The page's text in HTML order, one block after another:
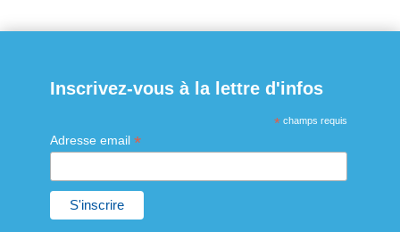
Inscrivez-vous à la lettre d'infos
* champs requis
Adresse email *